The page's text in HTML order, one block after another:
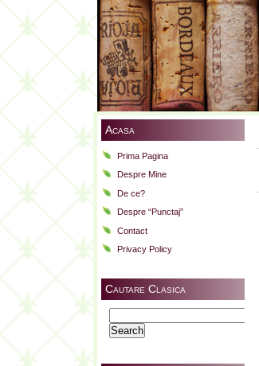
Acasa
Prima Pagina
Despre Mine
De ce?
Despre “Punctaj”
Contact
Privacy Policy
Cautare Clasica
for: